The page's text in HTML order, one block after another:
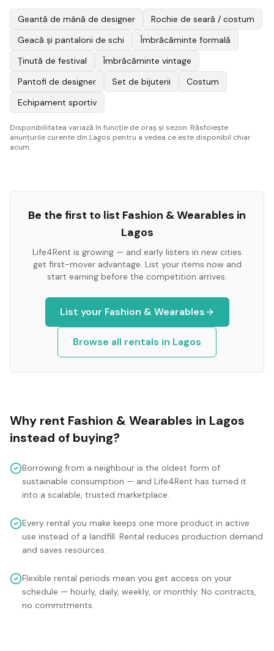
Geantă de mână de designer
Rochie de seară / costum
Geacă și pantaloni de schi
Îmbrăcăminte formală
Ținută de festival
Îmbrăcăminte vintage
Pantofi de designer
Set de bijuterii
Costum
Echipament sportiv
Disponibilitatea variază în funcție de oraș și sezon. Răsfoiește
anunțurile curente din Lagos pentru a vedea ce este disponibil chiar
acum.
Be the first to list Fashion & Wearables in
Lagos
Life4Rent is growing — and early listers in new cities
get first-mover advantage. List your items now and
start earning before the competition arrives.
List your Fashion & Wearables
Browse all rentals in Lagos
Why rent Fashion & Wearables in Lagos
instead of buying?
Borrowing from a neighbour is the oldest form of
sustainable consumption — and Life4Rent has turned it
into a scalable, trusted marketplace.
Every rental you make keeps one more product in active
use instead of a landfill. Rental reduces production demand
and saves resources.
Flexible rental periods mean you get access on your
schedule — hourly, daily, weekly, or monthly. No contracts,
no commitments.